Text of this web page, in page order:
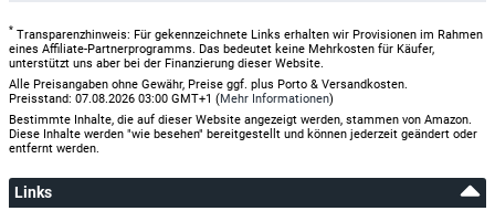
* Transparenzhinweis: Für gekennzeichnete Links erhalten wir Provisionen im Rahmen
eines Affiliate-Partnerprogramms. Das bedeutet keine Mehrkosten für Käufer,
unterstützt uns aber bei der Finanzierung dieser Website.
Alle Preisangaben ohne Gewähr, Preise ggf. plus Porto & Versandkosten.
Preisstand: 07.08.2026 03:00 GMT+1 (Mehr Informationen)
Bestimmte Inhalte, die auf dieser Website angezeigt werden, stammen von Amazon.
Diese Inhalte werden "wie besehen" bereitgestellt und können jederzeit geändert oder
entfernt werden.
Links